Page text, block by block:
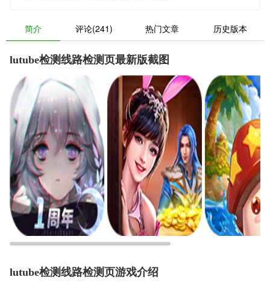
简介 评论(241) 热门文章 历史版本
lutube检测线路检测页最新版截图
lutube检测线路检测页游戏介绍